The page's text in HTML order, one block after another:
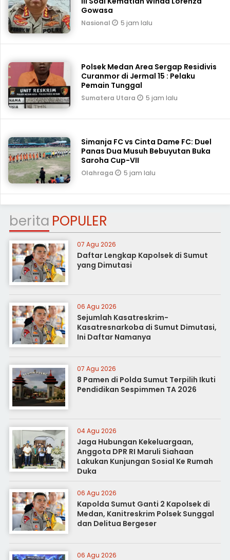
Gowasa
Nasional 5 jam lalu
Polsek Medan Area Sergap Residivis
Curanmor di Jermal 15 : Pelaku
Pemain Tunggal
Sumatera Utara 5 jam lalu
Simanja FC vs Cinta Dame FC: Duel
Panas Dua Musuh Bebuyutan Buka
Saroha Cup-VII
Olahraga 5 jam lalu
berita POPULER
07 Agu 2026
Daftar Lengkap Kapolsek di Sumut
yang Dimutasi
06 Agu 2026
Sejumlah Kasatreskrim-
Kasatresnarkoba di Sumut Dimutasi,
Ini Daftar Namanya
07 Agu 2026
8 Pamen di Polda Sumut Terpilih Ikuti
Pendidikan Sespimmen TA 2026
04 Agu 2026
Jaga Hubungan Kekeluargaan,
Anggota DPR RI Maruli Siahaan
Lakukan Kunjungan Sosial Ke Rumah
Duka
06 Agu 2026
Kapolda Sumut Ganti 2 Kapolsek di
Medan, Kanitreskrim Polsek Sunggal
dan Delitua Bergeser
06 Agu 2026